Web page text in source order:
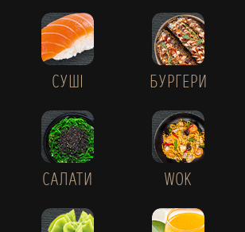
СУШІ БУРГЕРИ
САЛАТИ WOK